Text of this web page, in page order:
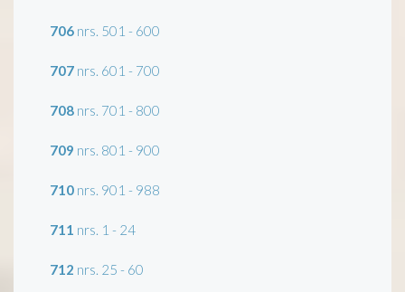
706 nrs. 501 - 600
707 nrs. 601 - 700
708 nrs. 701 - 800
709 nrs. 801 - 900
710 nrs. 901 - 988
711 nrs. 1 - 24
712 nrs. 25 - 60